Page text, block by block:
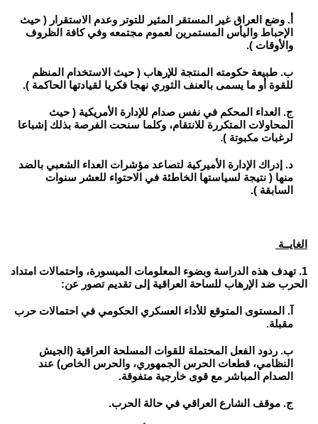
أ. وضع العراق غير المستقر المثير للتوتر وعدم الاستقرار ( حيث
الإحباط واليأس المستمرين لعموم مجتمعه وفي كافة الظروف
والأوقات ).
ب. طبيعة حكومته المنتجة للإرهاب ( حيث الاستخدام المنظم
للقوة أو ما يسمى بالعنف الثوري نهجا فكريا لقيادتها الحاكمة ).
ج. العداء المحكم في نفس صدام للإدارة الأمريكية ( حيث
المحاولات المتكررة للانتقام، وكلما سنحت الفرصة بذلك إشباعا
لرغبات مكبوتة ).
د. إدراك الإدارة الأميركية لتصاعد مؤشرات العداء الشعبي بالضد
منها ( نتيجة لسياستها الخاطئة في الاحتواء للعشر سنوات
السابقة ).
الغايــة
1. تهدف هذه الدراسة وبضوء المعلومات الميسورة، واحتمالات امتداد
الحرب ضد الإرهاب للساحة العراقية إلى تقديم تصور عن:
آ. المستوى المتوقع للأداء العسكري الحكومي في احتمالات حرب
مقبلة.
ب. ردود الفعل المحتملة للقوات المسلحة العراقية (الجيش
النظامي، قطعات الحرس الجمهوري، والحرس الخاص) عند
الصدام المباشر مع قوى خارجية متفوقة.
ج. موقف الشارع العراقي في حالة الحرب.